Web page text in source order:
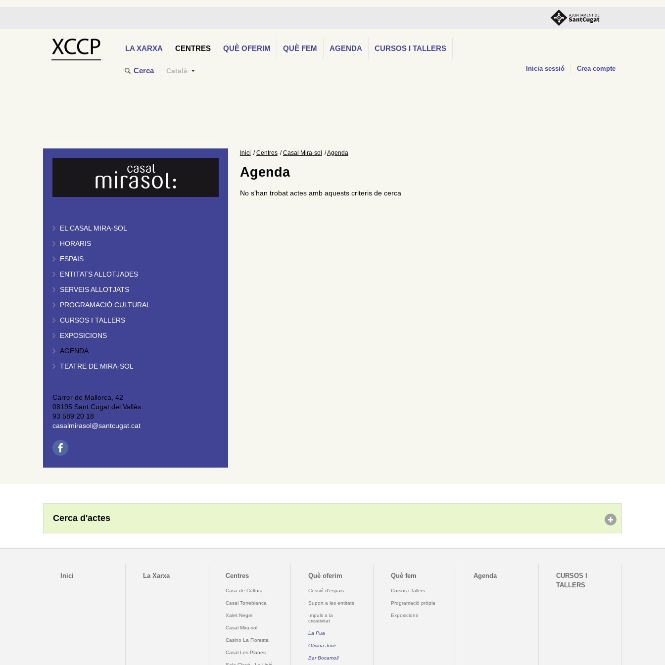
LA XARXA CENTRES QUÈ OFERIM QUÈ FEM AGENDA CURSOS I TALLERS
Cerca Català Inicia sessió Crea compte
EL CASAL MIRA-SOL
HORARIS
ESPAIS
ENTITATS ALLOTJADES
SERVEIS ALLOTJATS
PROGRAMACIÓ CULTURAL
CURSOS I TALLERS
EXPOSICIONS
AGENDA
TEATRE DE MIRA-SOL
Carrer de Mallorca, 42
08195 Sant Cugat del Vallès
93 589 20 18
casalmirasol@santcugat.cat
Inici Centres Casal Mira-sol Agenda
Agenda
No s'han trobat actes amb aquests criteris de cerca
Cerca d'actes
Inici La Xarxa Centres
Casa de Cultura
Casal Torreblanca
Xalet Negre
Casal Mira-sol
Casino La Floresta
Casal Les Planes
Què oferim
Cessió d'espais
Suport a les entitats
Impuls a la
creativitat
La Pua
Oficina Jove
Bar Bocamoll
Què fem
Cursos i Tallers
Programació pròpia
Exposicions
Agenda
CURSOS I
TALLERS